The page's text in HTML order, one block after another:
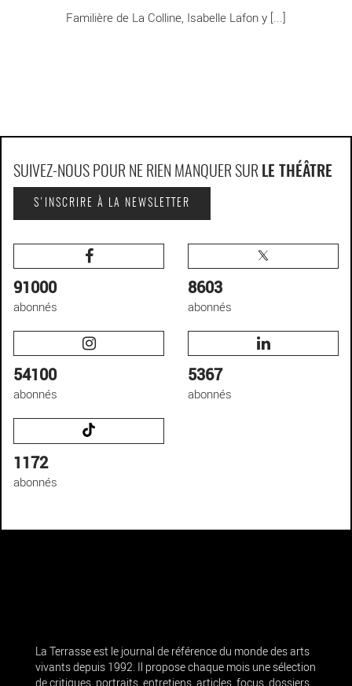
Familière de La Colline, Isabelle Lafon y [...]
SUIVEZ-NOUS POUR NE RIEN MANQUER SUR LE THÉÂTRE
S'INSCRIRE À LA NEWSLETTER
91000
abonnés
8603
abonnés
54100
abonnés
5367
abonnés
1172
abonnés
La Terrasse est le journal de référence du monde des arts
vivants depuis 1992. Il propose chaque mois une sélection
de critiques, portraits, entretiens, articles, focus, dossiers